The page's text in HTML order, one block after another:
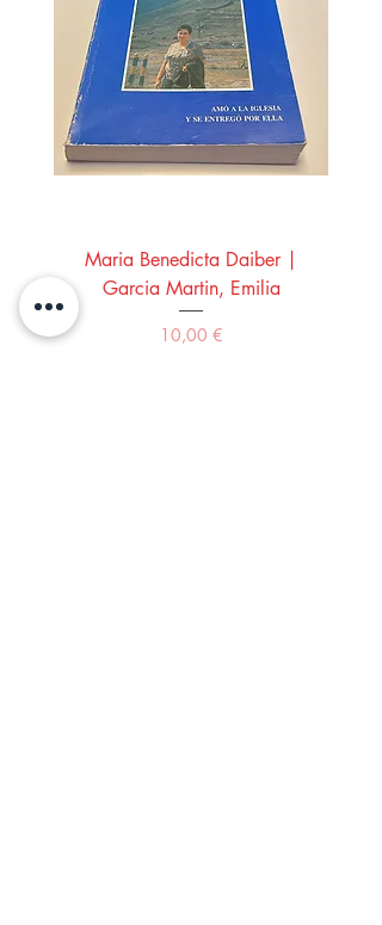
Maria Benedicta Daiber |
Garcia Martin, Emilia
Precio
10,00 €